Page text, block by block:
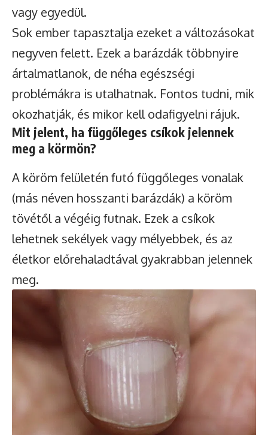
vagy egyedül.
Sok ember tapasztalja ezeket a változásokat
negyven felett. Ezek a barázdák többnyire
ártalmatlanok, de néha egészségi
problémákra is utalhatnak. Fontos tudni, mik
okozhatják, és mikor kell odafigyelni rájuk.
Mit jelent, ha függőleges csíkok jelennek
meg a körmön?
A köröm felületén futó függőleges vonalak
(más néven hosszanti barázdák) a köröm
tövétől a végéig futnak. Ezek a csíkok
lehetnek sekélyek vagy mélyebbek, és az
életkor előrehaladtával gyakrabban jelennek
meg.